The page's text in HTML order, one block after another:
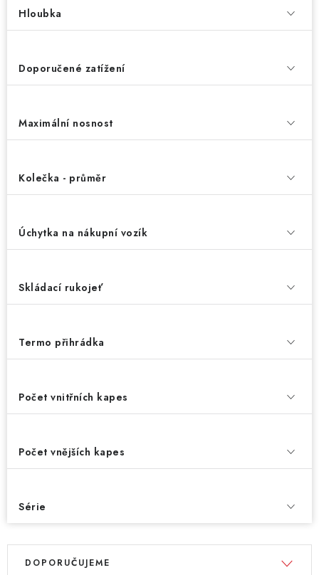
Hloubka
Doporučené zatížení
Maximální nosnost
Kolečka - průměr
Úchytka na nákupní vozík
Skládací rukojeť
Termo přihrádka
Počet vnitřních kapes
Počet vnějších kapes
Série
V
Ř
DOPORUČUJEME